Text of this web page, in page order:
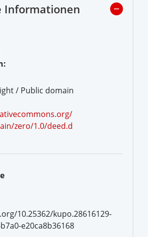
Informationen
/ Public domain
zero/1.0/deed.d
10.25362/kupo.28616129-
e20ca8b36168